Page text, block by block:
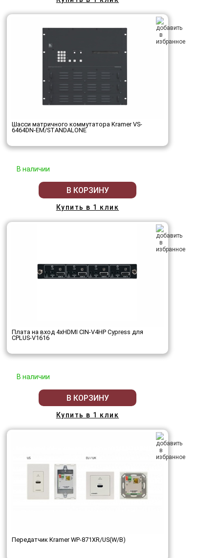
Шасси матричного коммутатора Kramer VS-
6464DN-EM/STANDALONE
В наличии
В КОРЗИНУ
Купить в 1 клик
Плата на вход 4хHDMI CIN-V4HP Cypress для
CPLUS-V1616
В наличии
В КОРЗИНУ
Купить в 1 клик
Передатчик Kramer WP-871XR/US(W/B)